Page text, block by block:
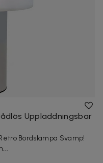
Uppladdningsbar
Bordslampa Svamp!